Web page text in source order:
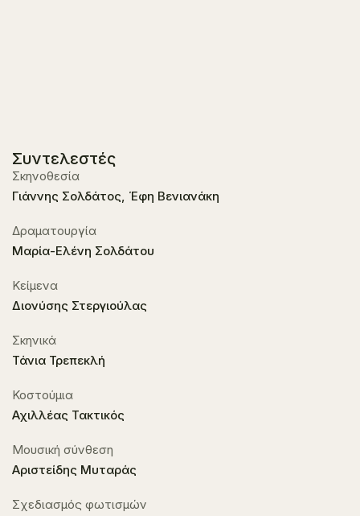
Συντελεστές
Σκηνοθεσία
Γιάννης Σολδάτος, Έφη Βενιανάκη
Δραματουργία
Μαρία-Ελένη Σολδάτου
Κείμενα
Διονύσης Στεργιούλας
Σκηνικά
Τάνια Τρεπεκλή
Κοστούμια
Αχιλλέας Τακτικός
Μουσική σύνθεση
Αριστείδης Μυταράς
Σχεδιασμός φωτισμών